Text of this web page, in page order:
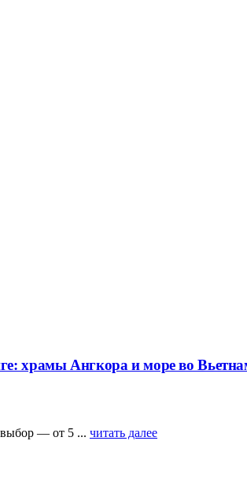
храмы Ангкора и море во
— от 5 ... читать далее